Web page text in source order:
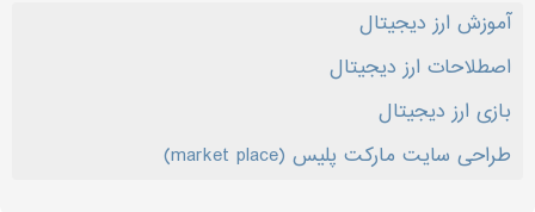
آموزش ارز دیجیتال
اصطلاحات ارز دیجیتال
بازی ارز دیجیتال
طراحی سایت مارکت پلیس (market place)